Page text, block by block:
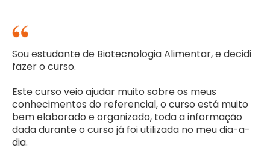
Sou estudante de Biotecnologia Alimentar, e decidi
fazer o curso.
Este curso veio ajudar muito sobre os meus
conhecimentos do referencial, o curso está muito
bem elaborado e organizado, toda a informação
dada durante o curso já foi utilizada no meu dia-a-
dia.